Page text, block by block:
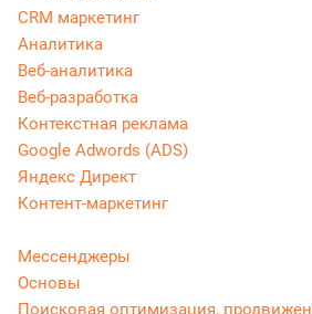
CRM маркетинг
Аналитика
Веб-аналитика
Веб-разработка
Контекстная реклама
Google Adwords (ADS)
Яндекс Директ
Контент-маркетинг
Мессенджеры
Основы
Поисковая оптимизация,